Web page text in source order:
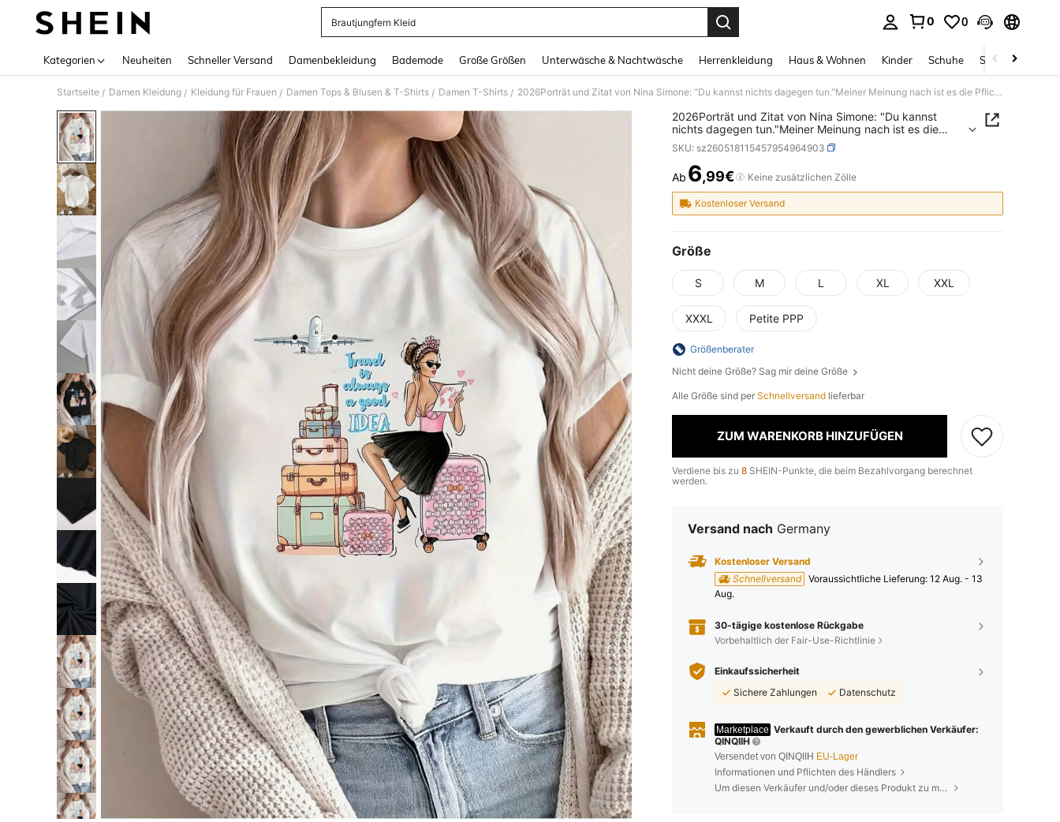
Brautjungfern Kleid
0 0
Kategorien Neuheiten Schneller Versand Damenbekleidung Bademode Große Größen Unterwäsche & Nachtwäsche Herrenkleidung Haus & Wohnen Kinder Schuhe Schmuck &
Startseite / Damen Kleidung / Kleidung für Frauen / Damen Tops & Blusen & T-Shirts / Damen T-Shirts / 2026Porträt und Zitat von Nina Simone: "Du kannst nichts dagegen tun."Meiner Meinung nach ist es die Pflicht eines 'S, die Zeit widerzuspiegeln.Lässiges Kurzarm-T-Shirt, weich, bequem und maschinenwaschbar – id
2026Porträt und Zitat von Nina Simone: "Du kannst
nichts dagegen tun."Meiner Meinung nach ist es die
Pflicht eines 'S, die Zeit widerzuspiegeln.Lässiges
Kurzarm-T-Shirt, weich, bequem und
maschinenwaschbar – id
SKU: sz260518115457954964903
PRICE AND AVAILABILITY
Ab 6,99€ Keine zusätzlichen Zölle
Kostenloser Versand
Größe
S M L XL XXL
XXXL Petite PPP
Größenberater
Nicht deine Größe? Sag mir deine Größe
Alle Größe sind per Schnellversand lieferbar
ZUM WARENKORB HINZUFÜGEN
Verdiene bis zu 8 SHEIN-Punkte, die beim Bezahlvorgang berechnet
werden.
Versand nach Germany
Kostenloser Versand
Schnellversand Voraussichtliche Lieferung: 12 Aug. - 13
Aug.
30-tägige kostenlose Rückgabe
Vorbehaltlich der Fair-Use-Richtlinie
Einkaufssicherheit
Sichere Zahlungen
Datenschutz
Marketplace Verkauft durch den gewerblichen Verkäufer:
QINQIIH
Versendet von QINQIIH EU-Lager
Informationen und Pflichten des Händlers
Um diesen Verkäufer und/oder dieses Produkt zu melden